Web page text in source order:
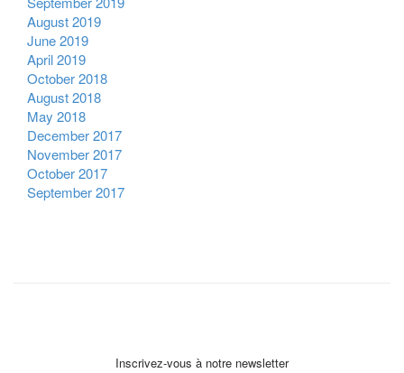
August 2019
June 2019
April 2019
October 2018
August 2018
May 2018
December 2017
November 2017
October 2017
September 2017
Inscrivez-vous à notre newsletter